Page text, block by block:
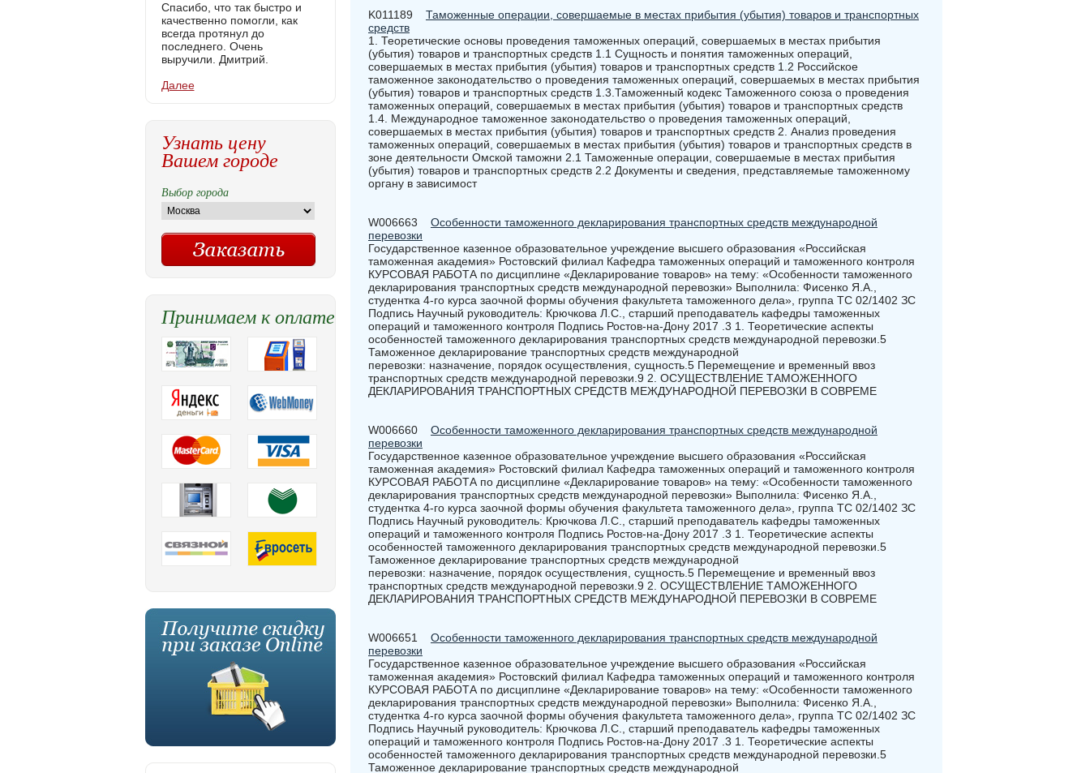
K011189 Таможенные операции, совершаемые в местах прибытия (убытия) товаров и транспортных
средств
1. Теоретические основы проведения таможенных операций, совершаемых в местах прибытия
(убытия) товаров и транспортных средств 1.1 Сущность и понятия таможенных операций,
совершаемых в местах прибытия (убытия) товаров и транспортных средств 1.2 Российское
таможенное законодательство о проведения таможенных операций, совершаемых в местах прибытия
(убытия) товаров и транспортных средств 1.3.Таможенный кодекс Таможенного союза о проведения
таможенных операций, совершаемых в местах прибытия (убытия) товаров и транспортных средств
1.4. Международное таможенное законодательство о проведения таможенных операций,
совершаемых в местах прибытия (убытия) товаров и транспортных средств 2. Анализ проведения
таможенных операций, совершаемых в местах прибытия (убытия) товаров и транспортных средств в
зоне деятельности Омской таможни 2.1 Таможенные операции, совершаемые в местах прибытия
(убытия) товаров и транспортных средств 2.2 Документы и сведения, представляемые таможенному
органу в зависимост
W006663 Особенности таможенного декларирования транспортных средств международной
перевозки
Государственное казенное образовательное учреждение высшего образования «Российская
таможенная академия» Ростовский филиал Кафедра таможенных операций и таможенного контроля
КУРСОВАЯ РАБОТА по дисциплине «Декларирование товаров» на тему: «Особенности таможенного
декларирования транспортных средств международной перевозки» Выполнила: Фисенко Я.А.,
студентка 4-го курса заочной формы обучения факультета таможенного дела», группа ТС 02/1402 ЗС
Подпись Научный руководитель: Крючкова Л.С., старший преподаватель кафедры таможенных
операций и таможенного контроля Подпись Ростов-на-Дону 2017 .3 1. Теоретические аспекты
особенностей таможенного декларирования транспортных средств международной перевозки.5
Таможенное декларирование транспортных средств международной
перевозки: назначение, порядок осуществления, сущность.5 Перемещение и временный ввоз
транспортных средств международной перевозки.9 2. ОСУЩЕСТВЛЕНИЕ ТАМОЖЕННОГО
ДЕКЛАРИРОВАНИЯ ТРАНСПОРТНЫХ СРЕДСТВ МЕЖДУНАРОДНОЙ ПЕРЕВОЗКИ В СОВРЕМЕ
W006660 Особенности таможенного декларирования транспортных средств международной
перевозки
Государственное казенное образовательное учреждение высшего образования «Российская
таможенная академия» Ростовский филиал Кафедра таможенных операций и таможенного контроля
КУРСОВАЯ РАБОТА по дисциплине «Декларирование товаров» на тему: «Особенности таможенного
декларирования транспортных средств международной перевозки» Выполнила: Фисенко Я.А.,
студентка 4-го курса заочной формы обучения факультета таможенного дела», группа ТС 02/1402 ЗС
Подпись Научный руководитель: Крючкова Л.С., старший преподаватель кафедры таможенных
операций и таможенного контроля Подпись Ростов-на-Дону 2017 .3 1. Теоретические аспекты
особенностей таможенного декларирования транспортных средств международной перевозки.5
Таможенное декларирование транспортных средств международной
перевозки: назначение, порядок осуществления, сущность.5 Перемещение и временный ввоз
транспортных средств международной перевозки.9 2. ОСУЩЕСТВЛЕНИЕ ТАМОЖЕННОГО
ДЕКЛАРИРОВАНИЯ ТРАНСПОРТНЫХ СРЕДСТВ МЕЖДУНАРОДНОЙ ПЕРЕВОЗКИ В СОВРЕМЕ
W006651 Особенности таможенного декларирования транспортных средств международной
перевозки
Государственное казенное образовательное учреждение высшего образования «Российская
таможенная академия» Ростовский филиал Кафедра таможенных операций и таможенного контроля
КУРСОВАЯ РАБОТА по дисциплине «Декларирование товаров» на тему: «Особенности таможенного
декларирования транспортных средств международной перевозки» Выполнила: Фисенко Я.А.,
студентка 4-го курса заочной формы обучения факультета таможенного дела», группа ТС 02/1402 ЗС
Подпись Научный руководитель: Крючкова Л.С., старший преподаватель кафедры таможенных
операций и таможенного контроля Подпись Ростов-на-Дону 2017 .3 1. Теоретические аспекты
особенностей таможенного декларирования транспортных средств международной перевозки.5
Таможенное декларирование транспортных средств международной
Спасибо, что так быстро и
качественно помогли, как
всегда протянул до
последнего. Очень
выручили. Дмитрий.
Далее
Узнать цену
Вашем городе
Выбор города
Принимаем к оплате